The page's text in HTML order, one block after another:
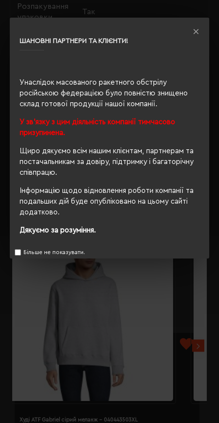
ШАНОВНІ ПАРТНЕРИ ТА КЛІЄНТИ!
Унаслідок масованого ракетного обстрілу
російською федерацією було повністю знищено
склад готової продукції нашої компанії.
У зв'язку з цим діяльність компанії тимчасово
призупинена.
Щиро дякуємо всім нашим клієнтам, партнерам та
постачальникам за довіру, підтримку і багаторічну
співпрацю.
Інформацію щодо відновлення роботи компанії та
подальших дій буде опубліковано на цьому сайті
додатково.
Дякуємо за розуміння.
Більше не показувати.
Розпакування
упаковки
Так
OEKO-TEX® Standard 100, PETA-
так
ОПИС
ВІДГУКИ
РЕКОМЕНДУЄМО
Худі ATF Gabriel сірий меланж - 040443503XL